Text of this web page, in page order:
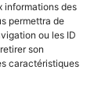
informations des
permettra de
ou les ID
son
caractéristiques
Afrique